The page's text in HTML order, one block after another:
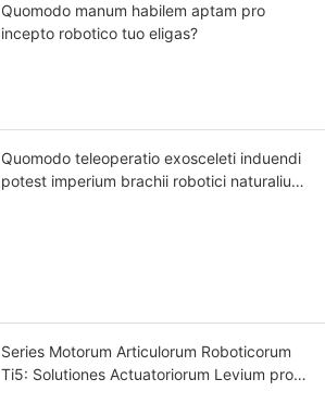
Quomodo manum habilem aptam pro
incepto robotico tuo eligas?
Quomodo teleoperatio exosceleti induendi
potest imperium brachii robotici naturalius
Series Motorum Articulorum Roboticorum
Ti5: Solutiones Actuatoriorum Levium pro